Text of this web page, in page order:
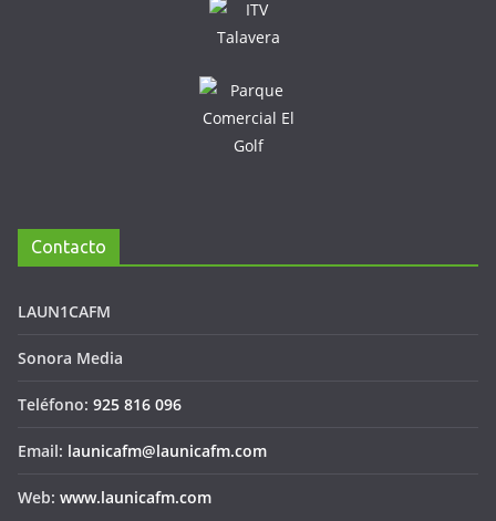
Contacto
LAUN1CAFM
Sonora Media
Teléfono: 925 816 096
Email: launicafm@launicafm.com
Web: www.launicafm.com